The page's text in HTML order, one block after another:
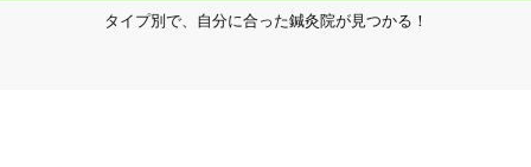
タイプ別で、自分に合った鍼灸院が見つかる！